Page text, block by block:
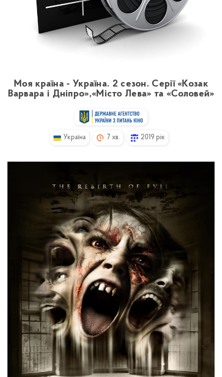
Моя країна - Україна. 2 сезон. Серії «Козак
Варвара і Дніпро»,«Місто Лева» та «Соловей»
Україна 7 хв. 2019 рік